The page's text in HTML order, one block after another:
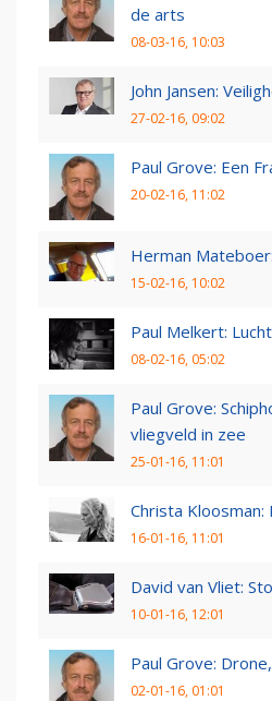
de arts
08-03-16, 10:03
John Jansen:
27-02-16, 09:02
Paul Grove: Een
20-02-16, 11:02
Herman
15-02-16, 10:02
Paul Melkert:
08-02-16, 05:02
Paul Grove:
vliegveld in zee
25-01-16, 11:01
Christa Kloosman:
16-01-16, 11:01
David van Vliet:
10-01-16, 12:01
Paul Grove:
02-01-16, 01:01